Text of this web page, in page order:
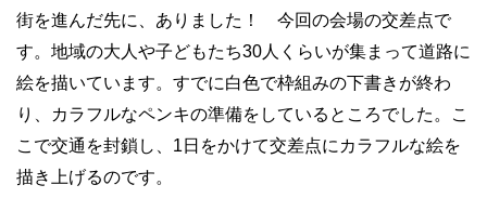
街を進んだ先に、ありました！ 今回の会場の交差点で
す。地域の大人や子どもたち30人くらいが集まって道路に
絵を描いています。すでに白色で枠組みの下書きが終わ
り、カラフルなペンキの準備をしているところでした。こ
こで交通を封鎖し、 1 日をかけて交差点にカラフルな絵を
描き上げるのです。